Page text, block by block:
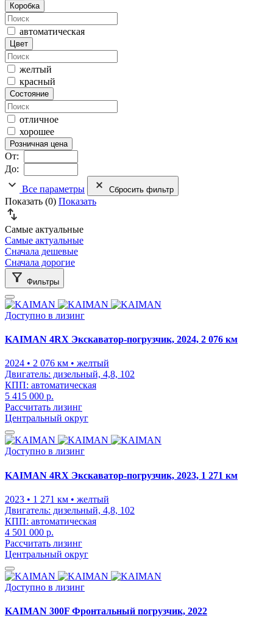
Коробка
автоматическая
Цвет
желтый
красный
Состояние
отличное
хорошее
Розничная цена
От:
До:
Все параметры
Сбросить фильтр
Показать (0) Показать
Самые актуальные
Самые актуальные
Сначала дешевые
Сначала дорогие
Фильтры
Доступно в лизинг
KAIMAN 4RX Экскаватор-погрузчик, 2024, 2 076 км
2024 • 2 076 км • желтый
Двигатель: дизельный, 4,8, 102
КПП: автоматическая
5 415 000 р.
Рассчитать лизинг
Центральный округ
Доступно в лизинг
KAIMAN 4RX Экскаватор-погрузчик, 2023, 1 271 км
2023 • 1 271 км • желтый
Двигатель: дизельный, 4,8, 102
КПП: автоматическая
4 501 000 р.
Рассчитать лизинг
Центральный округ
Доступно в лизинг
KAIMAN 300F Фронтальный погрузчик, 2022